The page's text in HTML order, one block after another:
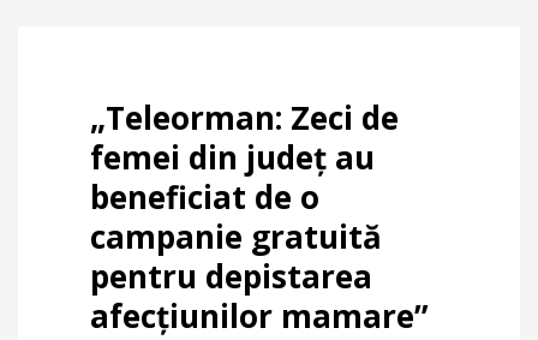
„Teleorman: Zeci de
femei din judeţ au
beneficiat de o
campanie gratuită
pentru depistarea
afecţiunilor mamare”